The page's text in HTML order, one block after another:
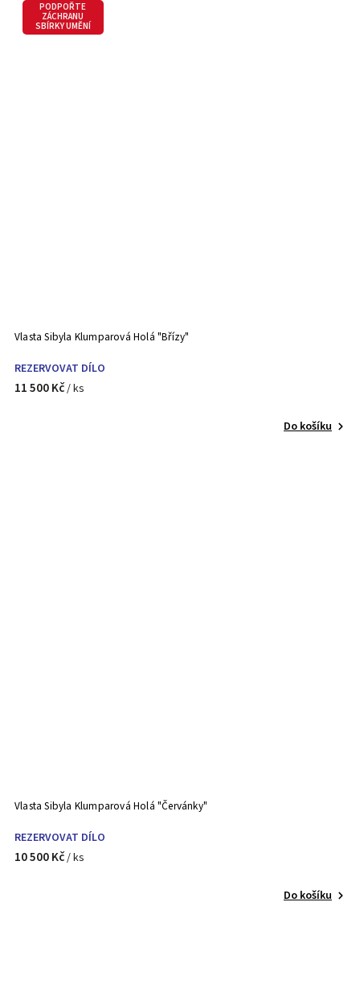
PODPOŘTE
ZÁCHRANU
SBÍRKY UMĚNÍ
Vlasta Sibyla Klumparová Holá "Břízy"
REZERVOVAT DÍLO
11 500 Kč/ ks
Do košíku
Vlasta Sibyla Klumparová Holá "Červánky"
REZERVOVAT DÍLO
10 500 Kč/ ks
Do košíku